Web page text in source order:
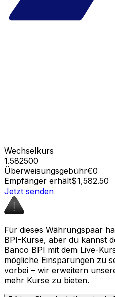
Wechselkurs
1.582500
Überweisungsgebühr€0
Empfänger erhält$1,582.50
Jetzt senden
Für dieses Währungspaar
BPI-Kurse, aber du kannst
Banco BPI mit dem Live-
mögliche Einsparungen zu
vorbei – wir erweitern
mehr Kurse zu bieten.